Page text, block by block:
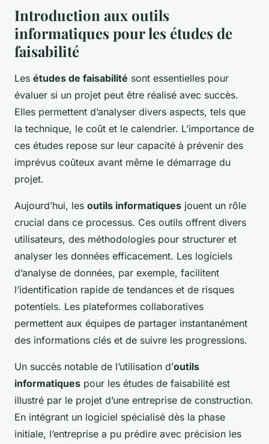
Introduction aux outils
informatiques pour les études de
faisabilité
Les études de faisabilité sont essentielles pour
évaluer si un projet peut être réalisé avec succès.
Elles permettent d’analyser divers aspects, tels que
la technique, le coût et le calendrier. L’importance de
ces études repose sur leur capacité à prévenir des
imprévus coûteux avant même le démarrage du
projet.
Aujourd’hui, les outils informatiques jouent un rôle
crucial dans ce processus. Ces outils offrent divers
utilisateurs, des méthodologies pour structurer et
analyser les données efficacement. Les logiciels
d’analyse de données, par exemple, facilitent
l’identification rapide de tendances et de risques
potentiels. Les plateformes collaboratives
permettent aux équipes de partager instantanément
des informations clés et de suivre les progressions.
Un succès notable de l’utilisation d’outils
informatiques pour les études de faisabilité est
illustré par le projet d’une entreprise de construction.
En intégrant un logiciel spécialisé dès la phase
initiale, l’entreprise a pu prédire avec précision les